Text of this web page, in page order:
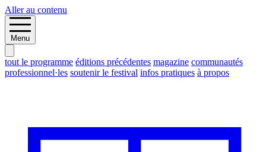
Aller au contenu
Menu
tout le programme éditions précédentes magazine communautés
professionnel·les soutenir le festival infos pratiques à propos